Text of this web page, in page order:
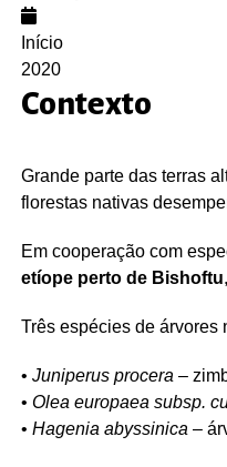
Início
2020
Contexto
Grande parte das terras
florestas nativas
Em cooperação com
etíope perto de Bishoftu
Três espécies de árvores
• Juniperus procera –
• Olea europaea subsp.
• Hagenia abyssinica –